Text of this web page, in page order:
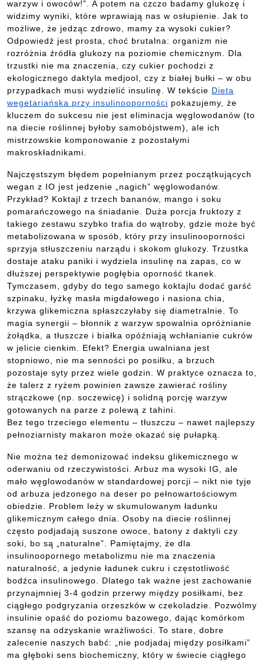
warzyw i owoców!”. A potem na czczo badamy glukozę i
widzimy wyniki, które wprawiają nas w osłupienie. Jak to
możliwe, że jedząc zdrowo, mamy za wysoki cukier?
Odpowiedź jest prosta, choć brutalna: organizm nie
rozróżnia źródła glukozy na poziomie chemicznym. Dla
trzustki nie ma znaczenia, czy cukier pochodzi z
ekologicznego daktyla medjool, czy z białej bułki – w obu
przypadkach musi wydzielić insulinę. W tekście Dieta
wegetariańska przy insulinooporności pokazujemy, że
kluczem do sukcesu nie jest eliminacja węglowodanów (to
na diecie roślinnej byłoby samobójstwem), ale ich
mistrzowskie komponowanie z pozostałymi
makroskładnikami.
Najczęstszym błędem popełnianym przez początkujących
wegan z IO jest jedzenie „nagich” węglowodanów.
Przykład? Koktajl z trzech bananów, mango i soku
pomarańczowego na śniadanie. Duża porcja fruktozy z
takiego zestawu szybko trafia do wątroby, gdzie może być
metabolizowana w sposób, który przy insulinooporności
sprzyja stłuszczeniu narządu i skokom glukozy. Trzustka
dostaje ataku paniki i wydziela insulinę na zapas, co w
dłuższej perspektywie pogłębia oporność tkanek.
Tymczasem, gdyby do tego samego koktajlu dodać garść
szpinaku, łyżkę masła migdałowego i nasiona chia,
krzywa glikemiczna spłaszczyłaby się diametralnie. To
magia synergii – błonnik z warzyw spowalnia opróżnianie
żołądka, a tłuszcze i białka opóźniają wchłanianie cukrów
w jelicie cienkim. Efekt? Energia uwalniana jest
stopniowo, nie ma senności po posiłku, a brzuch
pozostaje syty przez wiele godzin. W praktyce oznacza to,
że talerz z ryżem powinien zawsze zawierać rośliny
strączkowe (np. soczewicę) i solidną porcję warzyw
gotowanych na parze z polewą z tahini.
Bez tego trzeciego elementu – tłuszczu – nawet najlepszy
pełnoziarnisty makaron może okazać się pułapką.
Nie można też demonizować indeksu glikemicznego w
oderwaniu od rzeczywistości. Arbuz ma wysoki IG, ale
mało węglowodanów w standardowej porcji – nikt nie tyje
od arbuza jedzonego na deser po pełnowartościowym
obiedzie. Problem leży w skumulowanym ładunku
glikemicznym całego dnia. Osoby na diecie roślinnej
często podjadają suszone owoce, batony z daktyli czy
soki, bo są „naturalne”. Pamiętajmy, że dla
insulinoopornego metabolizmu nie ma znaczenia
naturalność, a jedynie ładunek cukru i częstotliwość
bodźca insulinowego. Dlatego tak ważne jest zachowanie
przynajmniej 3-4 godzin przerwy między posiłkami, bez
ciągłego podgryzania orzeszków w czekoladzie. Pozwólmy
insulinie opaść do poziomu bazowego, dając komórkom
szansę na odzyskanie wrażliwości. To stare, dobre
zalecenie naszych babć: „nie podjadaj między posiłkami”
ma głęboki sens biochemiczny, który w świecie ciągłego